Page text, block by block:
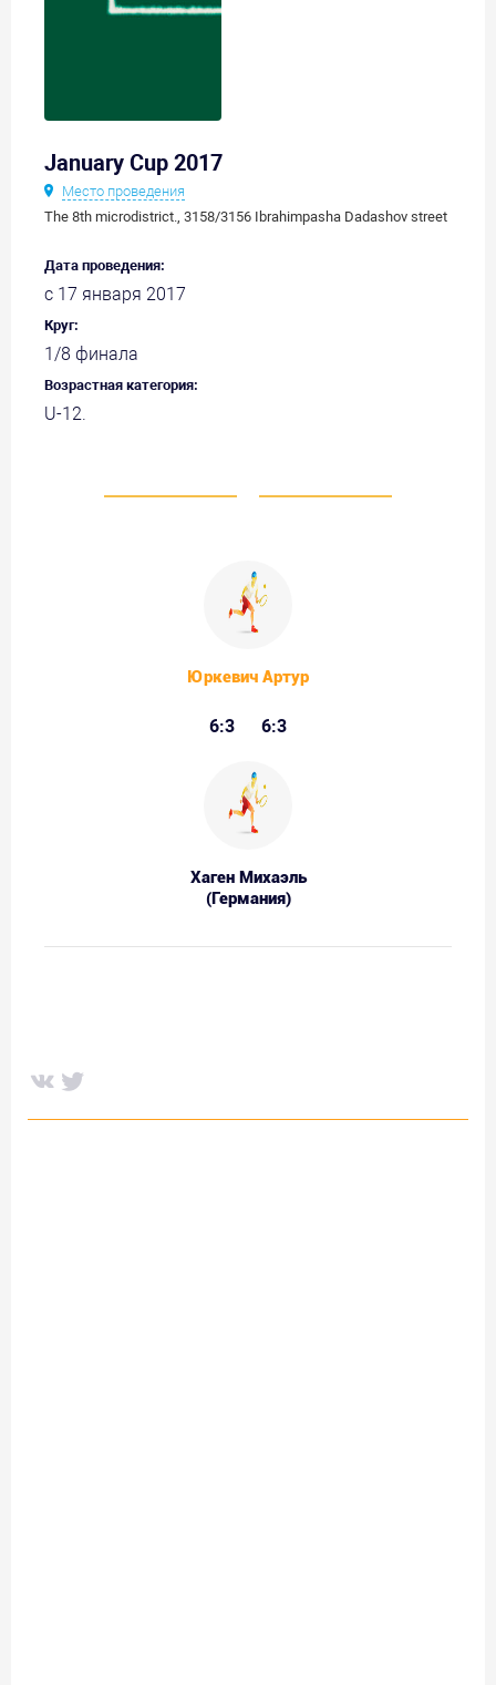
January Cup 2017
Место проведения
The 8th microdistrict., 3158/3156 Ibrahimpasha Dadashov street
Дата проведения:
с 17 января 2017
Круг:
1/8 финала
Возрастная категория:
U-12.
Юркевич Артур
6:3 6:3
Хаген Михаэль
(Германия)